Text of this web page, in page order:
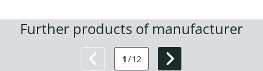
Further products of manufacturer
1 /12